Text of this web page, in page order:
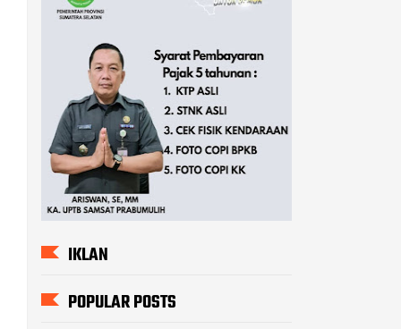
IKLAN
POPULAR POSTS